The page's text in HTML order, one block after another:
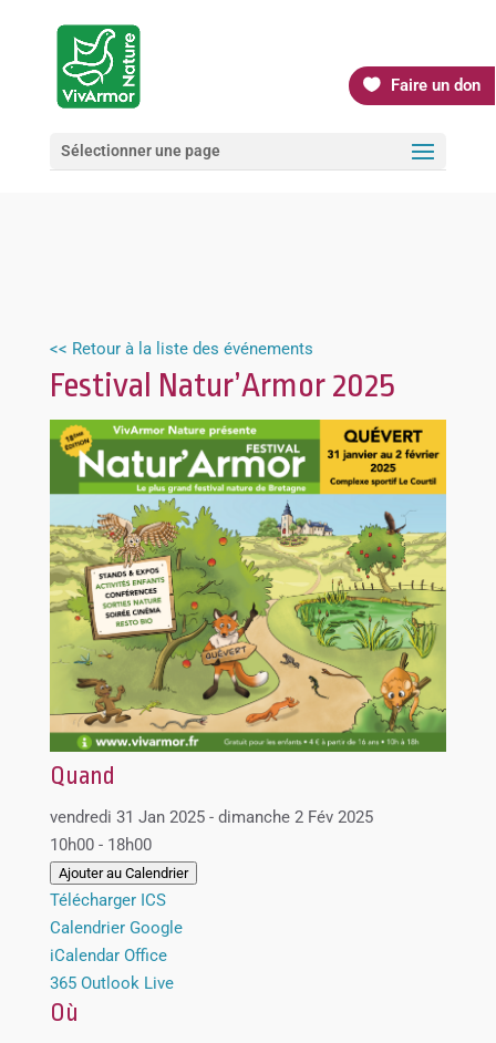
Faire un don
Sélectionner une page
<< Retour à la liste des événements
Festival Natur’Armor 2025
Quand
vendredi 31 Jan 2025 - dimanche 2 Fév 2025
10h00 - 18h00
Ajouter au Calendrier
Télécharger ICS
Calendrier Google
iCalendar Office
365 Outlook Live
Où